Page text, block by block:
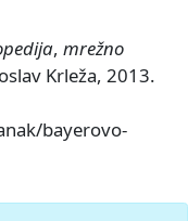
, mrežno
Krleža, 2013.
bayerovo-